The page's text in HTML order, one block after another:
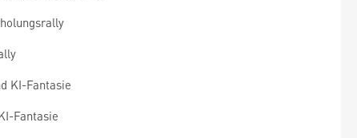
KI-Fantasie
Fantasie